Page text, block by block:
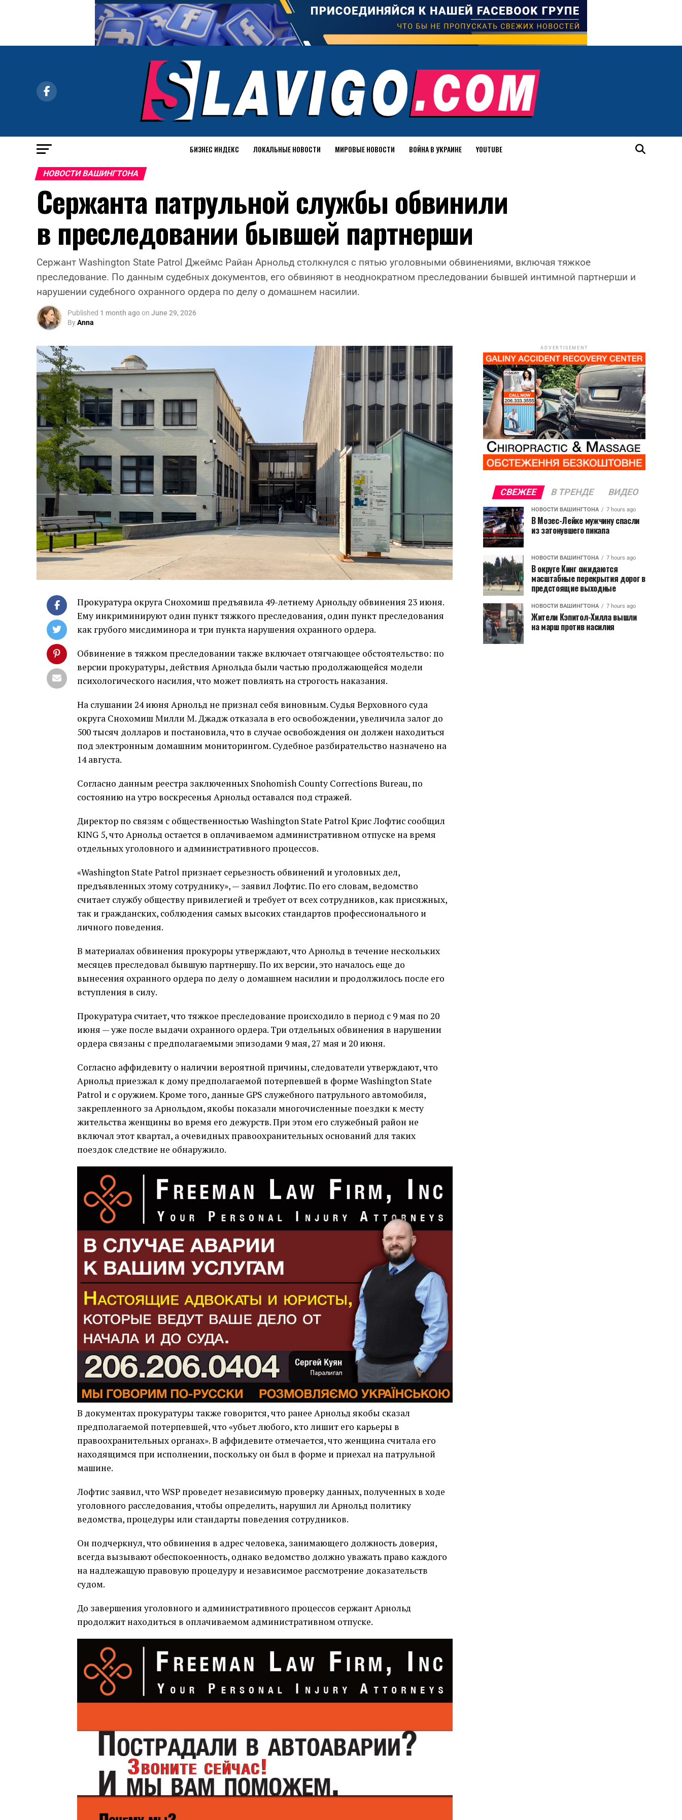
БИЗНЕС ИНДЕКС ЛОКАЛЬНЫЕ НОВОСТИ МИРОВЫЕ НОВОСТИ ВОЙНА В УКРАИНЕ YOUTUBE
НОВОСТИ ВАШИНГТОНА
Сержанта патрульной службы обвинили
в преследовании бывшей партнерши
Сержант Washington State Patrol Джеймс Райан Арнольд столкнулся с пятью уголовными обвинениями, включая тяжкое
преследование. По данным судебных документов, его обвиняют в неоднократном преследовании бывшей интимной партнерши и
нарушении судебного охранного ордера по делу о домашнем насилии.
Published 1 month agoon June 29, 2026
ByAnna
Прокуратура округа Снохомиш предъявила 49-летнему Арнольду обвинения 23 июня.
Ему инкриминируют один пункт тяжкого преследования, один пункт преследования
как грубого мисдиминора и три пункта нарушения охранного ордера.
Обвинение в тяжком преследовании также включает отягчающее обстоятельство: по
версии прокуратуры, действия Арнольда были частью продолжающейся модели
психологического насилия, что может повлиять на строгость наказания.
На слушании 24 июня Арнольд не признал себя виновным. Судья Верховного суда
округа Снохомиш Милли М. Джадж отказала в его освобождении, увеличила залог до
500 тысяч долларов и постановила, что в случае освобождения он должен находиться
под электронным домашним мониторингом. Судебное разбирательство назначено на
14 августа.
Согласно данным реестра заключенных Snohomish County Corrections Bureau, по
состоянию на утро воскресенья Арнольд оставался под стражей.
Директор по связям с общественностью Washington State Patrol Крис Лофтис сообщил
KING 5, что Арнольд остается в оплачиваемом административном отпуске на время
отдельных уголовного и административного процессов.
«Washington State Patrol признает серьезность обвинений и уголовных дел,
предъявленных этому сотруднику», — заявил Лофтис. По его словам, ведомство
считает службу обществу привилегией и требует от всех сотрудников, как присяжных,
так и гражданских, соблюдения самых высоких стандартов профессионального и
личного поведения.
В материалах обвинения прокуроры утверждают, что Арнольд в течение нескольких
месяцев преследовал бывшую партнершу. По их версии, это началось еще до
вынесения охранного ордера по делу о домашнем насилии и продолжилось после его
вступления в силу.
Прокуратура считает, что тяжкое преследование происходило в период с 9 мая по 20
июня — уже после выдачи охранного ордера. Три отдельных обвинения в нарушении
ордера связаны с предполагаемыми эпизодами 9 мая, 27 мая и 20 июня.
Согласно аффидевиту о наличии вероятной причины, следователи утверждают, что
Арнольд приезжал к дому предполагаемой потерпевшей в форме Washington State
Patrol и с оружием. Кроме того, данные GPS служебного патрульного автомобиля,
закрепленного за Арнольдом, якобы показали многочисленные поездки к месту
жительства женщины во время его дежурств. При этом его служебный район не
включал этот квартал, а очевидных правоохранительных оснований для таких
поездок следствие не обнаружило.
В документах прокуратуры также говорится, что ранее Арнольд якобы сказал
предполагаемой потерпевшей, что «убьет любого, кто лишит его карьеры в
правоохранительных органах». В аффидевите отмечается, что женщина считала его
находящимся при исполнении, поскольку он был в форме и приехал на патрульной
машине.
Лофтис заявил, что WSP проведет независимую проверку данных, полученных в ходе
уголовного расследования, чтобы определить, нарушил ли Арнольд политику
ведомства, процедуры или стандарты поведения сотрудников.
Он подчеркнул, что обвинения в адрес человека, занимающего должность доверия,
всегда вызывают обеспокоенность, однако ведомство должно уважать право каждого
на надлежащую правовую процедуру и независимое рассмотрение доказательств
судом.
До завершения уголовного и административного процессов сержант Арнольд
продолжит находиться в оплачиваемом административном отпуске.
ADVERTISEMENT
СВЕЖЕЕ В ТРЕНДЕ ВИДЕО
НОВОСТИ ВАШИНГТОНА 7 hours ago
В Мозес-Лейке мужчину спасли
из затонувшего пикапа
НОВОСТИ ВАШИНГТОНА 7 hours ago
В округе Кинг ожидаются
масштабные перекрытия дорог в
предстоящие выходные
НОВОСТИ ВАШИНГТОНА 7 hours ago
Жители Кэпитол-Хилла вышли
на марш против насилия